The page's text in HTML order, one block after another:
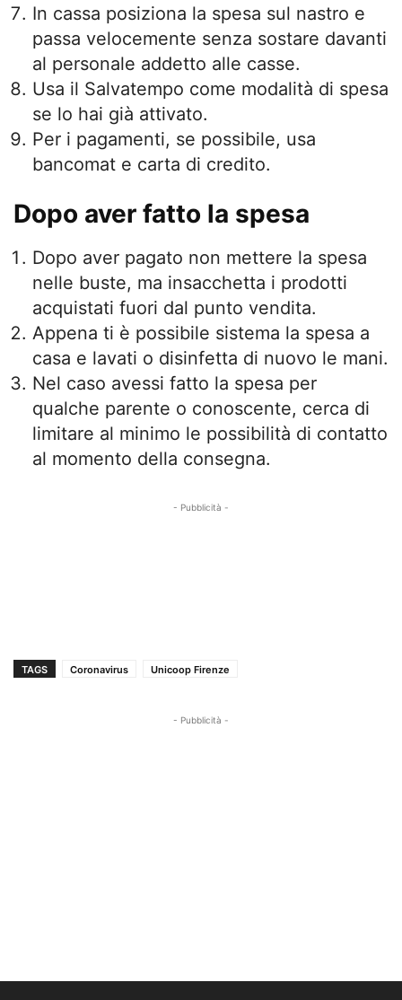
In cassa posiziona la spesa sul nastro e
passa velocemente senza sostare davanti
al personale addetto alle casse.
Usa il Salvatempo come modalità di spesa
se lo hai già attivato.
Per i pagamenti, se possibile, usa
bancomat e carta di credito.
Dopo aver fatto la spesa
Dopo aver pagato non mettere la spesa
nelle buste, ma insacchetta i prodotti
acquistati fuori dal punto vendita.
Appena ti è possibile sistema la spesa a
casa e lavati o disinfetta di nuovo le mani.
Nel caso avessi fatto la spesa per
qualche parente o conoscente, cerca di
limitare al minimo le possibilità di contatto
al momento della consegna.
- Pubblicità -
TAGS Coronavirus Unicoop Firenze
- Pubblicità -